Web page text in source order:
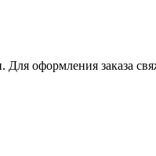
Для оформления заказа